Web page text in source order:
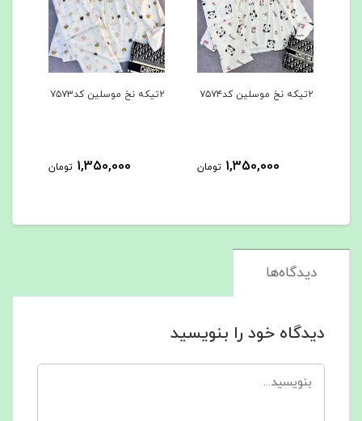
تومان
۲تیکه نخ موسلین کد۷۵۷۳
تومان
۳تیکه کد۷۵۶۲
دیدگاه‌ها
دیدگاه خود را بنویسید